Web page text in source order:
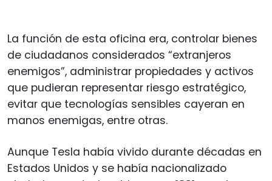
La función de esta oficina era, controlar bienes
de ciudadanos considerados “extranjeros
enemigos”, administrar propiedades y activos
que pudieran representar riesgo estratégico,
evitar que tecnologías sensibles cayeran en
manos enemigas, entre otras.
Aunque Tesla había vivido durante décadas en
Estados Unidos y se había nacionalizado